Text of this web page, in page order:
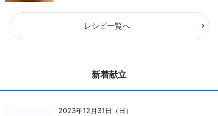
レシピ一覧へ
新着献立
2023年12月31日（日）